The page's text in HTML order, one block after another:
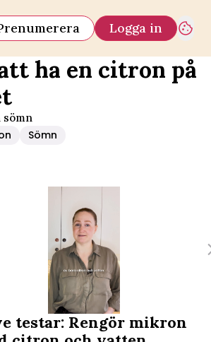
Logga in
ha en citron på
Sömn
testar: Rengör mikron